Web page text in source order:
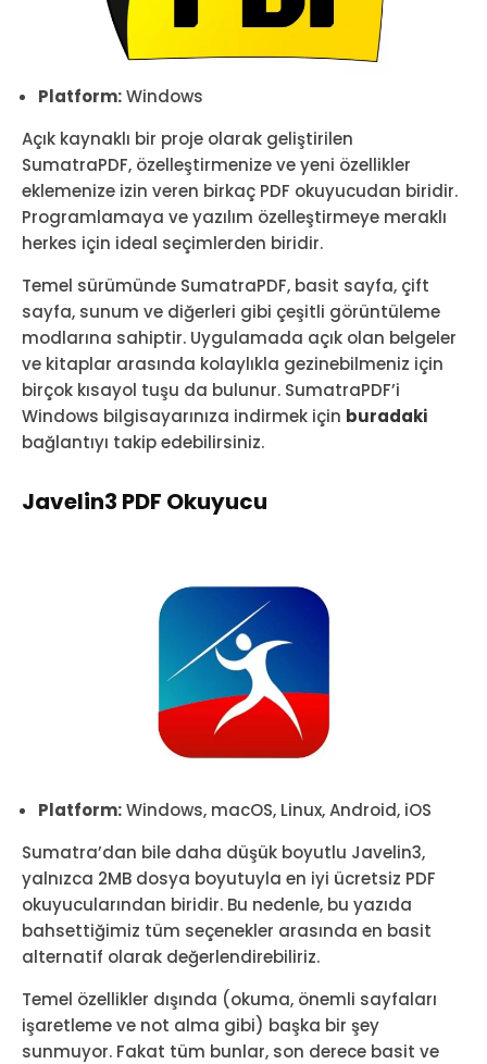
Platform:Windows
Açık kaynaklı bir proje olarak geliştirilen
SumatraPDF, özelleştirmenize ve yeni özellikler
eklemenize izin veren birkaç PDF okuyucudan biridir.
Programlamaya ve yazılım özelleştirmeye meraklı
herkes için ideal seçimlerden biridir.
Temel sürümünde SumatraPDF, basit sayfa, çift
sayfa, sunum ve diğerleri gibi çeşitli görüntüleme
modlarına sahiptir. Uygulamada açık olan belgeler
ve kitaplar arasında kolaylıkla gezinebilmeniz için
birçok kısayol tuşu da bulunur. SumatraPDF’i
Windows bilgisayarınıza indirmek için buradaki
bağlantıyı takip edebilirsiniz.
Javelin3 PDF Okuyucu
Platform:Windows, macOS, Linux, Android, iOS
Sumatra’dan bile daha düşük boyutlu Javelin3,
yalnızca 2MB dosya boyutuyla en iyi ücretsiz PDF
okuyucularından biridir. Bu nedenle, bu yazıda
bahsettiğimiz tüm seçenekler arasında en basit
alternatif olarak değerlendirebiliriz.
Temel özellikler dışında (okuma, önemli sayfaları
işaretleme ve not alma gibi) başka bir şey
sunmuyor. Fakat tüm bunlar, son derece basit ve